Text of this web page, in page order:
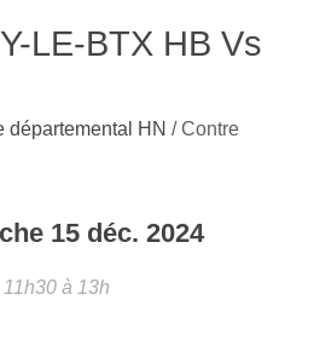
LE-BTX HB Vs
départemental HN / Contre
15 déc. 2024
à 13h